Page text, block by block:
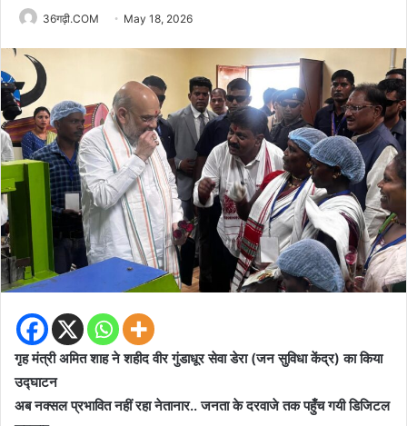
36गढ़ी.COM May 18, 2026
गृह मंत्री अमित शाह ने शहीद वीर गुंडाधूर सेवा डेरा (जन सुविधा केंद्र) का किया
उद्घाटन
अब नक्सल प्रभावित नहीं रहा नेतानार.. जनता के दरवाजे तक पहुँच गयी डिजिटल